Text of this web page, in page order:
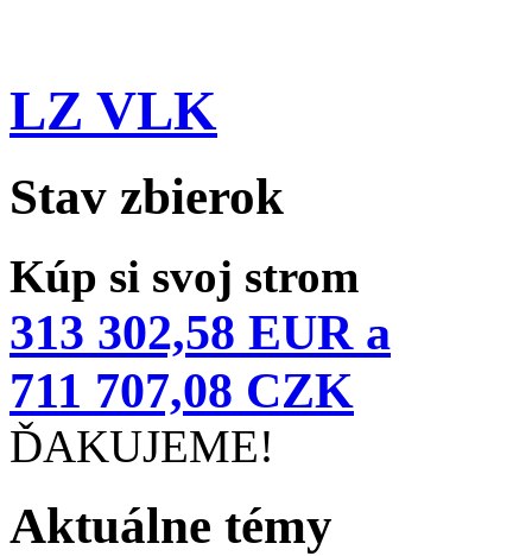
LZ VLK
Stav zbierok
Kúp si svoj strom
313 302,58 EUR a
711 707,08 CZK
ĎAKUJEME!
Aktuálne témy